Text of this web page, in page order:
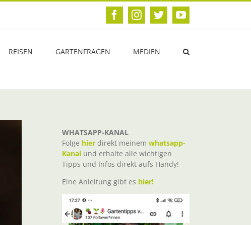
FacebookInstagram
TwitterYouTube
REISEN GARTENFRAGEN MEDIEN
WHATSAPP-KANAL
Folge hier direkt meinem whatsapp-
Kanal und erhalte alle wichtigen
Tipps und Infos direkt aufs Handy!
Eine Anleitung gibt es hier!